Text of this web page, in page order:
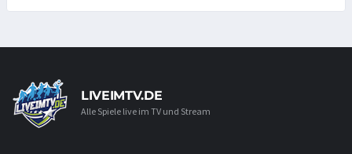
LIVEIMTV.DE
Alle Spiele live im TV und Stream